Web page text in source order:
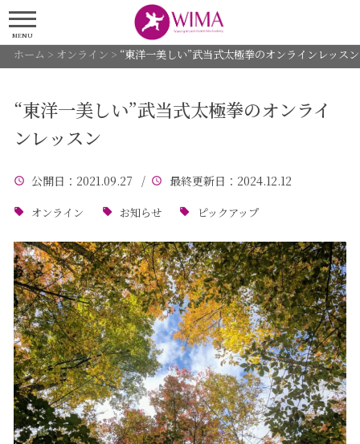
MENU
ホーム > オンライン > “東洋一美しい”武当式太極拳のオンラインレッスン
“東洋一美しい”武当式太極拳のオンライ
ンレッスン
公開日 ：2021.09.27 / 最終更新日 ：2024.12.12
オンライン お知らせ ピックアップ